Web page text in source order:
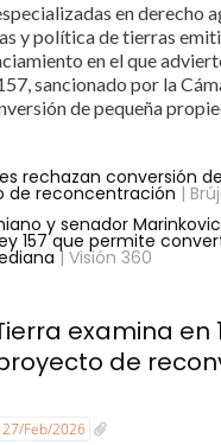
en derecho
y política de tierras
en el que
sancionado por la
de pequeña
rechazan conversión
de reconcentración |
y senador
157 que permite
| Visión 360
examina en
de
27/Feb/2026